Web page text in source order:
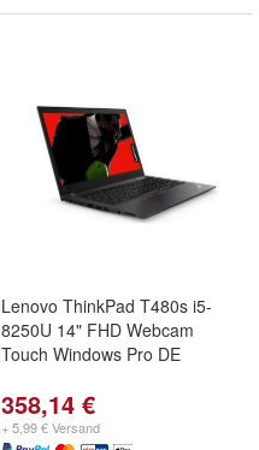
Lenovo ThinkPad T480s i5-
8250U 14" FHD Webcam
Touch Windows Pro DE
358,14 €
+ 5,99 € Versand